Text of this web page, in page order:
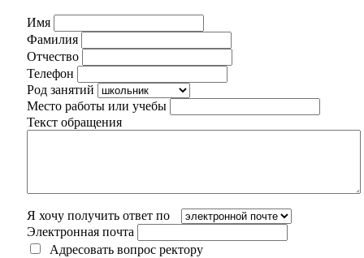
Имя
Фамилия
Отчество
Телефон
Род занятий
Место работы или учебы
Текст обращения
Я хочу получить ответ по
Электронная почта
Адресовать вопрос ректору